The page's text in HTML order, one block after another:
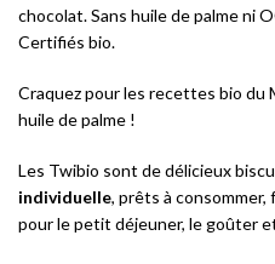
chocolat. Sans huile de palme ni
Certifiés bio.
Craquez pour les recettes bio du
huile de palme !
Les Twibio sont de délicieux
individuelle, prêts à
pour le petit déjeuner, le goûter